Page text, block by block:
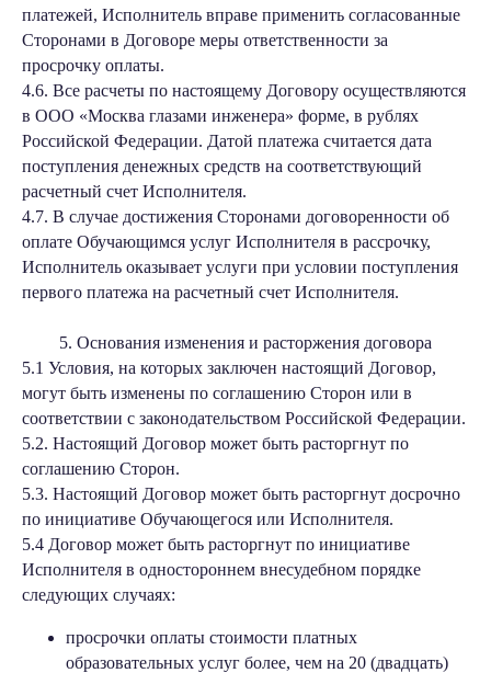
платежей, Исполнитель вправе применить согласованные
Сторонами в Договоре меры ответственности за
просрочку оплаты.
4.6. Все расчеты по настоящему Договору осуществляются
в ООО «Москва глазами инженера» форме, в рублях
Российской Федерации. Датой платежа считается дата
поступления денежных средств на соответствующий
расчетный счет Исполнителя.
4.7. В случае достижения Сторонами договоренности об
оплате Обучающимся услуг Исполнителя в рассрочку,
Исполнитель оказывает услуги при условии поступления
первого платежа на расчетный счет Исполнителя.
5. Основания изменения и расторжения договора
5.1 Условия, на которых заключен настоящий Договор,
могут быть изменены по соглашению Сторон или в
соответствии с законодательством Российской Федерации.
5.2. Настоящий Договор может быть расторгнут по
соглашению Сторон.
5.3. Настоящий Договор может быть расторгнут досрочно
по инициативе Обучающегося или Исполнителя.
5.4 Договор может быть расторгнут по инициативе
Исполнителя в одностороннем внесудебном порядке
следующих случаях:
просрочки оплаты стоимости платных
образовательных услуг более, чем на 20 (двадцать)